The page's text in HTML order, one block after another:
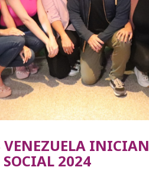
VENEZUELA
2024